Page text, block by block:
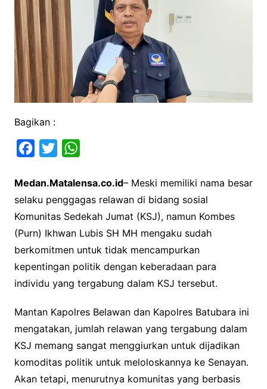
Bagikan :
c
e
b
o
o
k
i
t
t
e
r
a
t
s
A
p
p
Medan.Matalensa.co.id– Meski memiliki nama besar
selaku penggagas relawan di bidang sosial
Komunitas Sedekah Jumat (KSJ), namun Kombes
(Purn) Ikhwan Lubis SH MH mengaku sudah
berkomitmen untuk tidak mencampurkan
kepentingan politik dengan keberadaan para
individu yang tergabung dalam KSJ tersebut.
Mantan Kapolres Belawan dan Kapolres Batubara ini
mengatakan, jumlah relawan yang tergabung dalam
KSJ memang sangat menggiurkan untuk dijadikan
komoditas politik untuk meloloskannya ke Senayan.
Akan tetapi, menurutnya komunitas yang berbasis